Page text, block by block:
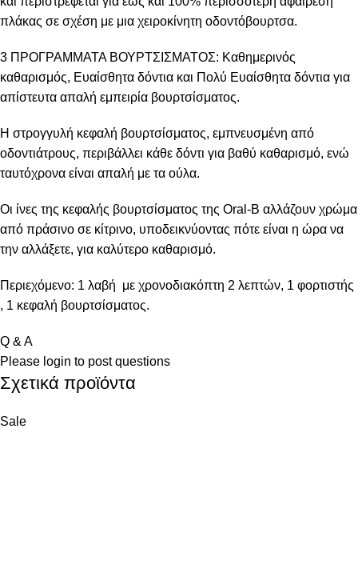
πλάκας σε σχέση με μια χειροκίνητη οδοντόβουρτσα.
3 ΠΡΟΓΡΑΜΜΑΤΑ ΒΟΥΡΤΣΙΣΜΑΤΟΣ: Καθημερινός
καθαρισμός, Ευαίσθητα δόντια και Πολύ Ευαίσθητα δόντια για
απίστευτα απαλή εμπειρία βουρτσίσματος.
Η στρογγυλή κεφαλή βουρτσίσματος, εμπνευσμένη από
οδοντιάτρους, περιβάλλει κάθε δόντι για βαθύ καθαρισμό, ενώ
ταυτόχρονα είναι απαλή με τα ούλα.
Οι ίνες της κεφαλής βουρτσίσματος της Oral-B αλλάζουν χρώμα
από πράσινο σε κίτρινο, υποδεικνύοντας πότε είναι η ώρα να
την αλλάξετε, για καλύτερο καθαρισμό.
Περιεχόμενο: 1 λαβή με χρονοδιακόπτη 2 λεπτών, 1 φορτιστής
, 1 κεφαλή βουρτσίσματος.
Q & A
Please login to post questions
Σχετικά προϊόντα
Sale